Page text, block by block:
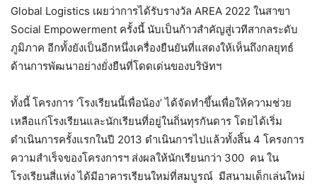
Global Logistics เผยว่าการได้รับรางวัล AREA 2022 ในสาขา
Social Empowerment ครั้งนี้ นับเป็นก้าวสำคัญสู่เวทีสากลระดับ
ภูมิภาค อีกทั้งยังเป็นอีกหนึ่งเครื่องยืนยันที่แสดงให้เห็นถึงกลยุทธ์
ด้านการพัฒนาอย่างยั่งยืนที่โดดเด่นของบริษัทฯ
ทั้งนี้ โครงการ ‘โรงเรียนนี้เพื่อน้อง’ ได้จัดทำขึ้นเพื่อให้ความช่วย
เหลือแก่โรงเรียนและนักเรียนที่อยู่ในถิ่นทุรกันดาร โดยได้เริ่ม
ดำเนินการครั้งแรกในปี 2013 ดำเนินการไปแล้วทั้งสิ้น 4 โครงการ
ความสำเร็จของโครงการฯ ส่งผลให้นักเรียนกว่า 300 คน ใน
โรงเรียนสี่แห่ง ได้มีอาคารเรียนใหม่ที่สมบูรณ์ มีสนามเด็กเล่นใหม่